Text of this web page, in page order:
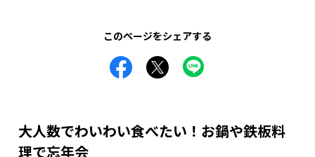
このページをシェアする
大人数でわいわい食べたい！お鍋や鉄板料
理で忘年会